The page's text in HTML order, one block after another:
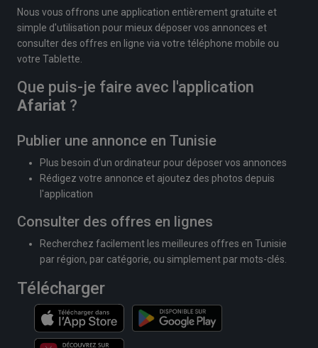
Nous vous offrons une application entièrement gratuite et
simple d'utilisation pour mieux déposer vos annonces et
consulter des offres en ligne via votre téléphone mobile ou
votre Tablette.
Que puis-je faire avec l'application
Afariat ?
Publier une annonce en Tunisie
Plus besoin d'un ordinateur pour déposer vos annonces
Rédigez votre annonce et ajoutez des photos depuis
l'application
Consulter des offres en lignes
Recherchez facilement les meilleures offres en Tunisie
par région, par catégorie, ou simplement par mots-clés.
Télécharger